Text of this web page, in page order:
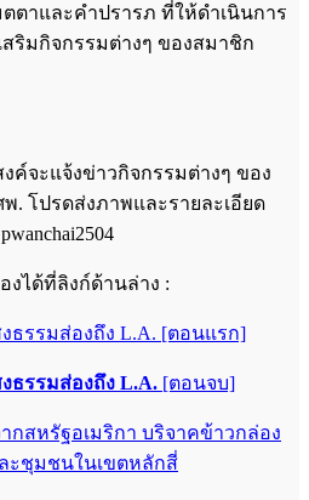
ตาและคำปรารภ ที่ให้ดำเนินการ
สริมกิจกรรมต่างๆ ของสมาชิก
ค์จะแจ้งข่าวกิจกรรมต่างๆ ของ
โปรดส่งภาพและรายละเอียด
ได้ที่ลิงก์ด้านล่าง :
รรมส่องถึง L.A. [ตอนแรก]
ธรรมส่องถึง L.A. [ตอนจบ]
สหรัฐอเมริกา บริจาคข้าวกล่อง
ะชุมชนในเขตหลักสี่